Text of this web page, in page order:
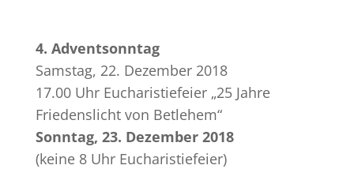
4. Adventsonntag
Samstag, 22. Dezember 2018
17.00 Uhr Eucharistiefeier „25 Jahre
Friedenslicht von Betlehem“
Sonntag, 23. Dezember 2018
(keine 8 Uhr Eucharistiefeier)